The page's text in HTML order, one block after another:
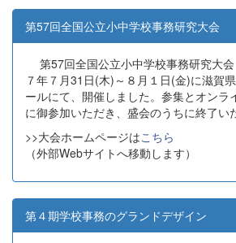
第57回全国公立小中学校事務研究大会
第57回全国公立小中学校事務研究大
７年７月31日(木)～８月１日(金)に滋賀
ールにて、開催しました。参集とオンラ
に御参加いただき、盛会のうちに終了い
>>大会ホームページはこちら
（外部Webサイトへ移動します）
第４期学校事務のグランドデザイン